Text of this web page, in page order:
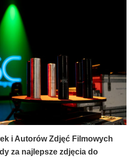
i Autorów Zdjęć Filmowych
za najlepsze zdjęcia do